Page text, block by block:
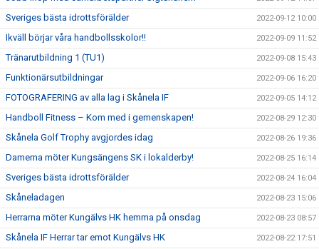
Sveriges bästa idrottsförälder 2022-09-12 10:00
Ikväll börjar våra handbollsskolor!! 2022-09-09 11:52
Tränarutbildning 1 (TU1) 2022-09-08 15:43
Funktionärsutbildningar 2022-09-06 16:20
FOTOGRAFERING av alla lag i Skånela IF 2022-09-05 14:12
Handboll Fitness – Kom med i gemenskapen! 2022-08-29 12:30
Skånela Golf Trophy avgjordes idag 2022-08-26 19:36
Damerna möter Kungsängens SK i lokalderby! 2022-08-25 16:14
Sveriges bästa idrottsförälder 2022-08-24 16:04
Skåneladagen 2022-08-23 15:06
Herrarna möter Kungälvs HK hemma på onsdag 2022-08-23 08:57
Skånela IF Herrar tar emot Kungälvs HK 2022-08-22 17:51